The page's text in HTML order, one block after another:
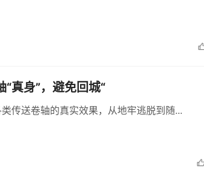
真身”，避免回城“
传送卷轴的真实效果，从地牢逃脱到随...